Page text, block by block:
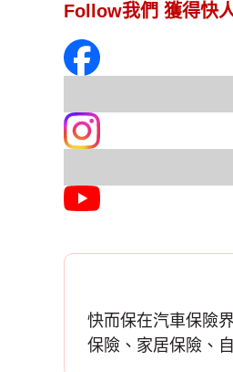
Follow我們 獲得快
快而保在汽車保險
保險、家居保險、